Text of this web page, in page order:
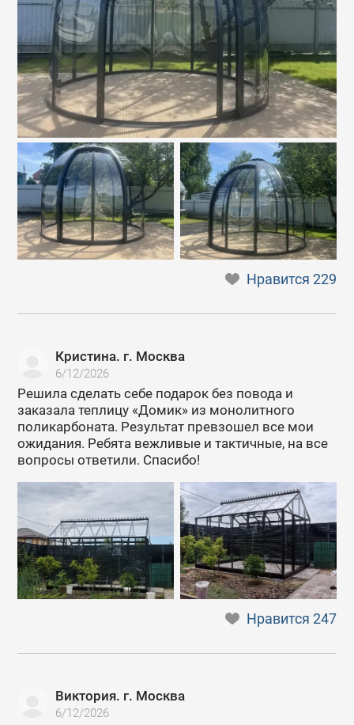
Нравится229
Кристина. г. Москва
6/12/2026
Решила сделать себе подарок без повода и
заказала теплицу «Домик» из монолитного
поликарбоната. Результат превзошел все мои
ожидания. Ребята вежливые и тактичные, на все
вопросы ответили. Спасибо!
Нравится247
Виктория. г. Москва
6/12/2026